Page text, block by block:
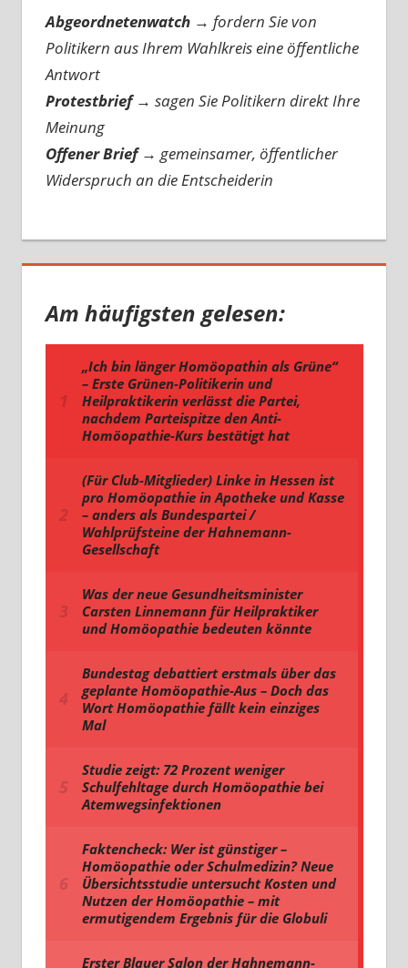
Abgeordnetenwatch → fordern Sie von
Politikern aus Ihrem Wahlkreis eine öffentliche
Antwort
Protestbrief → sagen Sie Politikern direkt Ihre
Meinung
Offener Brief → gemeinsamer, öffentlicher
Widerspruch an die Entscheiderin
Am häufigsten gelesen: